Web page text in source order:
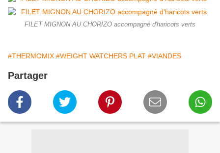
FILET MIGNON AU CHORIZO accompagné d'haricots verts
#THERMOMIX #WEIGHT WATCHERS PLAT #VIANDES
Partager